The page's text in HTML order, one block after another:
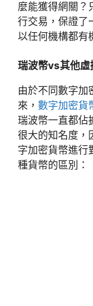
麼能獲得網關？
行交易，保證了
以任何機構都有
瑞波幣vs其他虛
由於不同數字加
來， 數字加密貨
瑞波幣一直都佔
很大的知名度，
字加密貨幣進行
種貨幣的區別：